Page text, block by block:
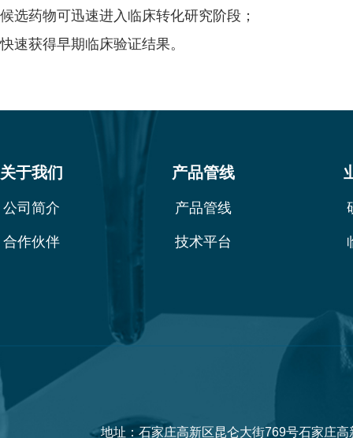
候选药物可迅速进入临床转化研究阶段；
快速获得早期临床验证结果。
关于我们
公司简介
合作伙伴
产品管线
产品管线
技术平台
地址：石家庄高新区昆仑大街769号石家庄